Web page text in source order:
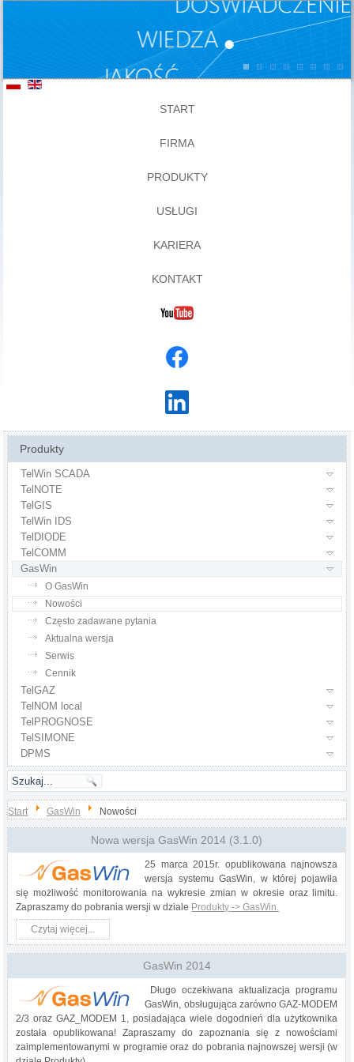
START
FIRMA
PRODUKTY
USŁUGI
KARIERA
KONTAKT
Produkty
TelWin SCADA
TelNOTE
TelGIS
TelWin IDS
TelDIODE
TelCOMM
GasWin
O GasWin
Nowości
Często zadawane pytania
Aktualna wersja
Serwis
Cennik
TelGAZ
TelNOM local
TelPROGNOSE
TelSIMONE
DPMS
Start GasWin Nowości
Nowa wersja GasWin 2014 (3.1.0)
25 marca 2015r. opublikowana najnowsza
wersja systemu GasWin, w której pojawiła
się możliwość monitorowania na wykresie zmian w okresie oraz limitu.
Zapraszamy do pobrania wersji w dziale Produkty -> GasWin.
Czytaj więcej...
GasWin 2014
Długo oczekiwana aktualizacja programu
GasWin, obsługująca zarówno GAZ-MODEM
2/3 oraz GAZ_MODEM 1, posiadająca wiele dogodnień dla użytkownika
została opublikowana! Zapraszamy do zapoznania się z nowościami
zaimplementowanymi w programie oraz do pobrania najnowszej wersji (w